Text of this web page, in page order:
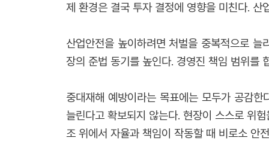
제 환경은 결국 투자 결정에 영향을 미친다.
산업안전을 높이하려면 처벌을 중복적으로
장의 준법 동기를 높인다. 경영진 책임 범위를
중대재해 예방이라는 목표에는 모두가 공감
늘린다고 확보되지 않는다. 현장이 스스로 위
조 위에서 자율과 책임이 작동할 때 비로소 안